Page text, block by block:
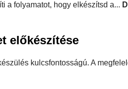
a folyamatot, hogy elkészítsd a...
előkészítése
kulcsfontosságú. A